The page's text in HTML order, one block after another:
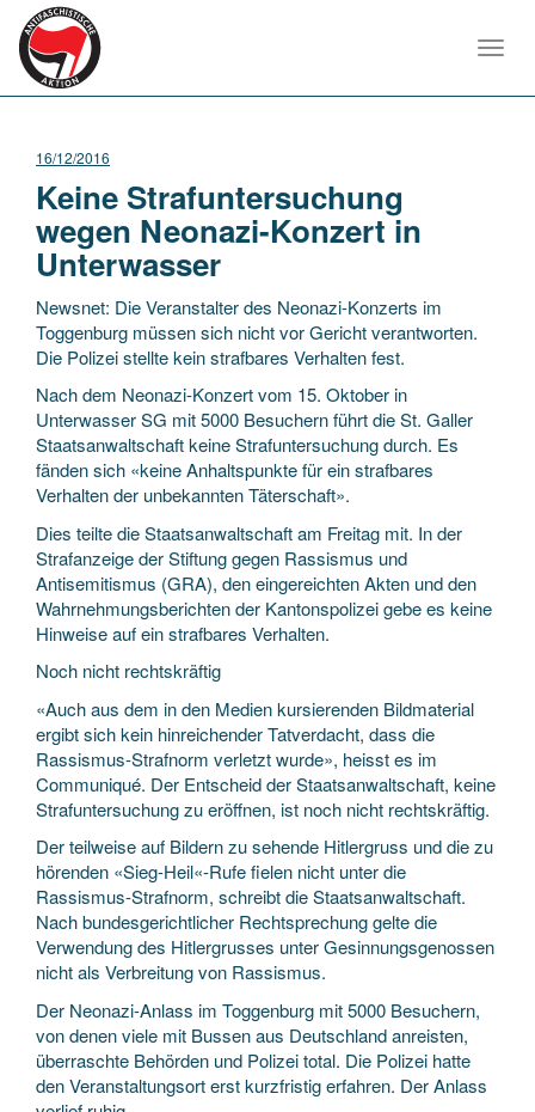
16/12/2016
Keine Strafuntersuchung
wegen Neonazi-Konzert in
Unterwasser
Newsnet: Die Veranstalter des Neonazi-Konzerts im
Toggenburg müssen sich nicht vor Gericht verantworten.
Die Polizei stellte kein strafbares Verhalten fest.
Nach dem Neonazi-Konzert vom 15. Oktober in
Unterwasser SG mit 5000 Besuchern führt die St. Galler
Staatsanwaltschaft keine Strafuntersuchung durch. Es
fänden sich «keine Anhaltspunkte für ein strafbares
Verhalten der unbekannten Täterschaft».
Dies teilte die Staatsanwaltschaft am Freitag mit. In der
Strafanzeige der Stiftung gegen Rassismus und
Antisemitismus (GRA), den eingereichten Akten und den
Wahrnehmungsberichten der Kantonspolizei gebe es keine
Hinweise auf ein strafbares Verhalten.
Noch nicht rechtskräftig
«Auch aus dem in den Medien kursierenden Bildmaterial
ergibt sich kein hinreichender Tatverdacht, dass die
Rassismus-Strafnorm verletzt wurde», heisst es im
Communiqué. Der Entscheid der Staatsanwaltschaft, keine
Strafuntersuchung zu eröffnen, ist noch nicht rechtskräftig.
Der teilweise auf Bildern zu sehende Hitlergruss und die zu
hörenden «Sieg-Heil«-Rufe fielen nicht unter die
Rassismus-Strafnorm, schreibt die Staatsanwaltschaft.
Nach bundesgerichtlicher Rechtsprechung gelte die
Verwendung des Hitlergrusses unter Gesinnungsgenossen
nicht als Verbreitung von Rassismus.
Der Neonazi-Anlass im Toggenburg mit 5000 Besuchern,
von denen viele mit Bussen aus Deutschland anreisten,
überraschte Behörden und Polizei total. Die Polizei hatte
den Veranstaltungsort erst kurzfristig erfahren. Der Anlass